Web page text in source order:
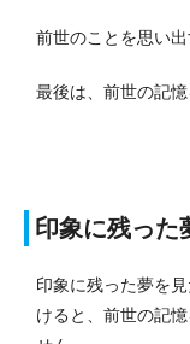
前世のことを思い
最後は、前世の記
印象に残った
印象に残った夢を
けると、前世の記